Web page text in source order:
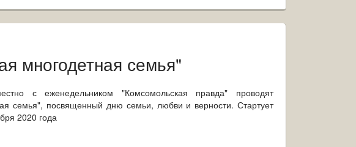
многодетная семья"
с еженедельником "Комсомольская правда" проводят
семья", посвященный дню семьи, любви и верности. Стартует
2020 года